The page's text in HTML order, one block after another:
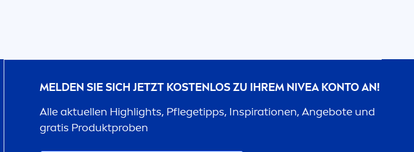
MELDEN SIE SICH JETZT KOSTENLOS ZU IHREM NIVEA KONTO AN!
Alle aktuellen Highlights, Pflegetipps, Inspirationen, Angebote und
gratis Produktproben